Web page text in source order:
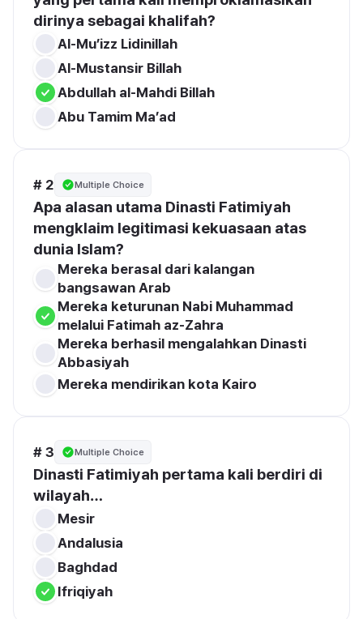
dirinya sebagai khalifah?
Al-Mu’izz Lidinillah
Al-Mustansir Billah
Abdullah al-Mahdi Billah
Abu Tamim Ma’ad
# 2 Multiple Choice
Apa alasan utama Dinasti Fatimiyah
mengklaim legitimasi kekuasaan atas
dunia Islam?
Mereka berasal dari kalangan
bangsawan Arab
Mereka keturunan Nabi Muhammad
melalui Fatimah az-Zahra
Mereka berhasil mengalahkan Dinasti
Abbasiyah
Mereka mendirikan kota Kairo
# 3 Multiple Choice
Dinasti Fatimiyah pertama kali berdiri di
wilayah…
Mesir
Andalusia
Baghdad
Ifriqiyah